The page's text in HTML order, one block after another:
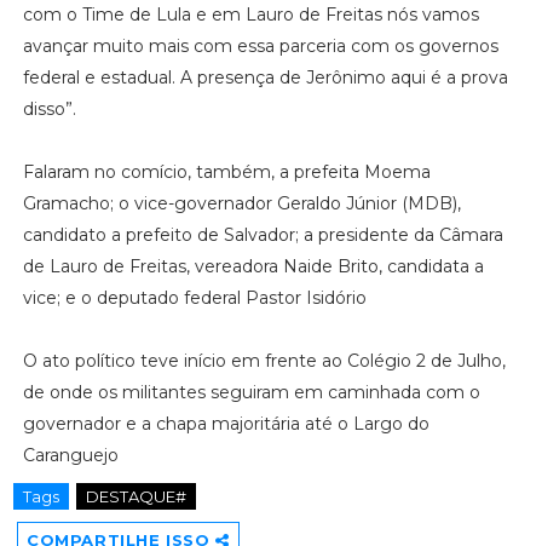
com o Time de Lula e em Lauro de Freitas nós vamos
avançar muito mais com essa parceria com os governos
federal e estadual. A presença de Jerônimo aqui é a prova
disso”.
Falaram no comício, também, a prefeita Moema
Gramacho; o vice-governador Geraldo Júnior (MDB),
candidato a prefeito de Salvador; a presidente da Câmara
de Lauro de Freitas, vereadora Naide Brito, candidata a
vice; e o deputado federal Pastor Isidório
O ato político teve início em frente ao Colégio 2 de Julho,
de onde os militantes seguiram em caminhada com o
governador e a chapa majoritária até o Largo do
Caranguejo
Tags DESTAQUE#
COMPARTILHE ISSO